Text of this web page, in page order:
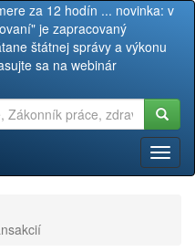
za 12 hodín ... novinka: v
je zapracovaný
štátnej správy a výkonu
sa na webinár